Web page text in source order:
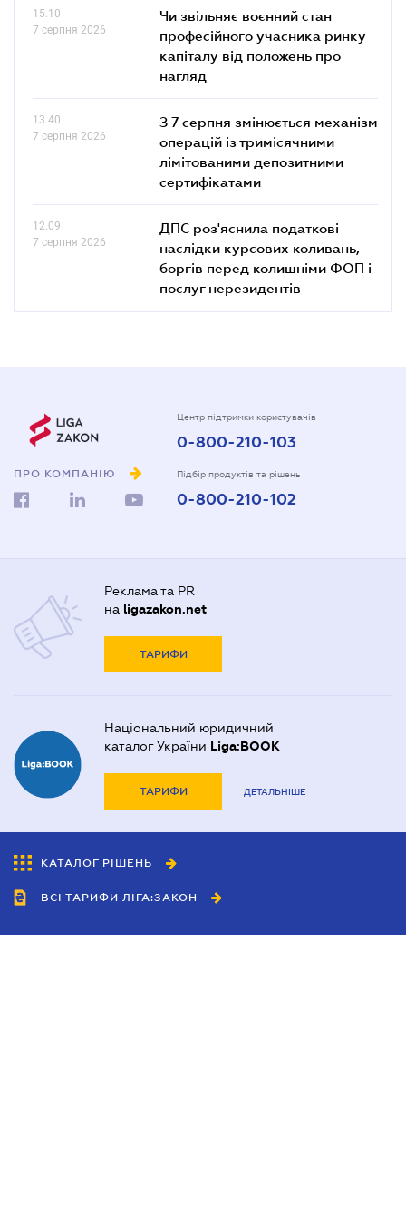
15.10
7 серпня 2026
Чи звільняє воєнний стан
професійного учасника ринку
капіталу від положень про
нагляд
13.40
7 серпня 2026
З 7 серпня змінюється механізм
операцій із тримісячними
лімітованими депозитними
сертифікатами
12.09
7 серпня 2026
ДПС роз'яснила податкові
наслідки курсових коливань,
боргів перед колишніми ФОП і
послуг нерезидентів
ПРО КОМПАНІЮ
Центр підтримки користувачів
0-800-210-103
Підбір продуктів та рішень
0-800-210-102
Реклама та PR
на ligazakon.net
ТАРИФИ
Національний юридичний
каталог України Liga:BOOK
ТАРИФИ ДЕТАЛЬНІШЕ
КАТАЛОГ РІШЕНЬ
ВСІ ТАРИФИ ЛІГА:ЗАКОН